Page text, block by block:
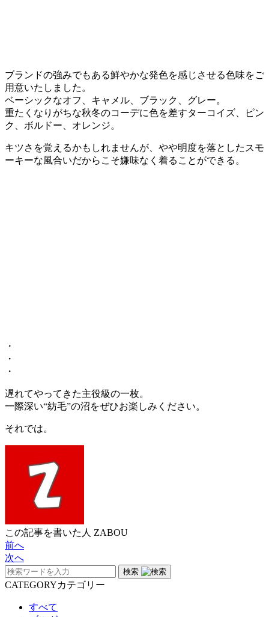
ブランドの強みでもある鮮やかな発色を感じさせる色味をご
用意いたしました。
ベーシックなオフ、キャメル、ブラック、グレー。
重たくなりがちな秋冬のコーデに色を差すターコイズ、ピン
ク、ボルドー、オレンジ。
キツさを覚えるかもしれませんが、やや明度を落としたスモ
ーキーな風合いだからこそ嫌味なく着ることができる。
・
・
・
遅れてやってきた主役級の一枚。
一際深い“紡毛”の沼をぜひお楽しみください。
それでは。
この記事を書いた人 ZABOU
前へ
次へ
検索
CATEGORYカテゴリー
すべて